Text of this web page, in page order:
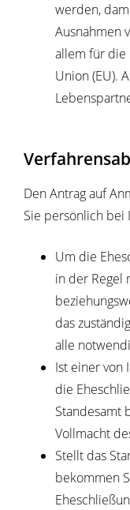
werden,
Ausnahmen
allem für die
Union (EU).
Den Antrag auf
Sie persönlich bei
Um die
in der Regel
das
alle
Ist einer von
die
Standesamt
Vollmacht
Stellt das
bekommen